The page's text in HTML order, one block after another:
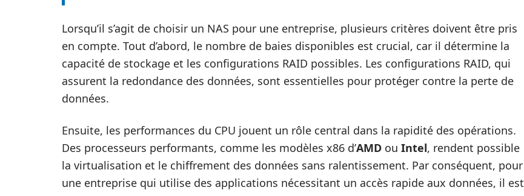
Lorsqu’il s’agit de choisir un NAS pour une entreprise, plusieurs critères doivent être pris
en compte. Tout d’abord, le nombre de baies disponibles est crucial, car il détermine la
capacité de stockage et les configurations RAID possibles. Les configurations RAID, qui
assurent la redondance des données, sont essentielles pour protéger contre la perte de
données.
Ensuite, les performances du CPU jouent un rôle central dans la rapidité des opérations.
Des processeurs performants, comme les modèles x86 d’AMD ou Intel, rendent possible
la virtualisation et le chiffrement des données sans ralentissement. Par conséquent, pour
une entreprise qui utilise des applications nécessitant un accès rapide aux données, il est